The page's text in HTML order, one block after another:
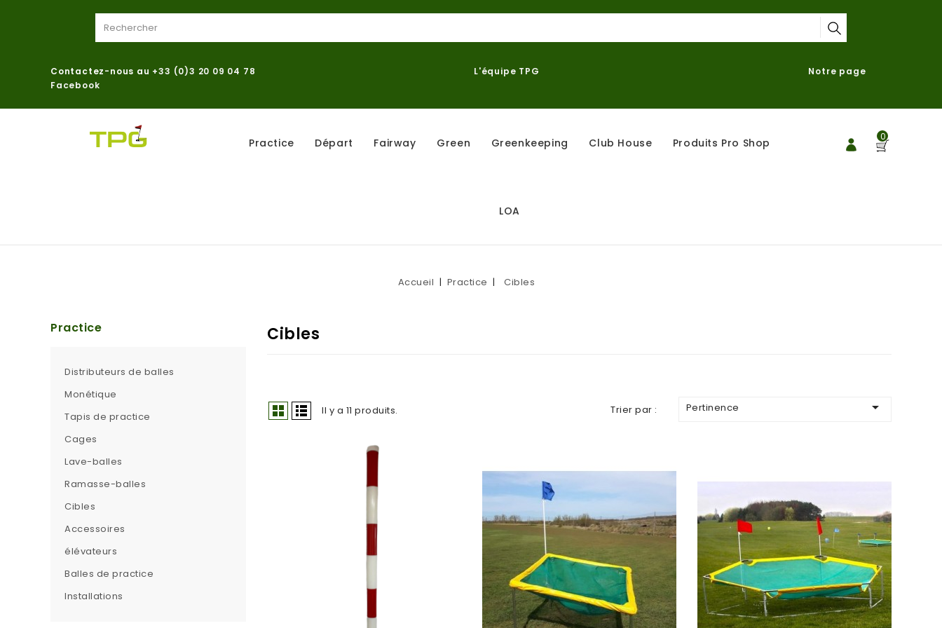
Contactez-nous au +33 (0)3 20 09 04 78 L'équipe TPG
Notre page
Facebook
0
Practice Départ Fairway Green Greenkeeping Club House Produits Pro Shop
LOA
Accueil Practice Cibles
Practice
Distributeurs de balles
Monétique
Tapis de practice
Cages
Lave-balles
Ramasse-balles
Cibles
Accessoires
élévateurs
Balles de practice
Installations
Cibles
Il y a 11 produits. Trier par : Pertinence 